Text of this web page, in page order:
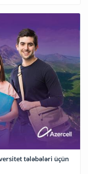
tələbələri üçün